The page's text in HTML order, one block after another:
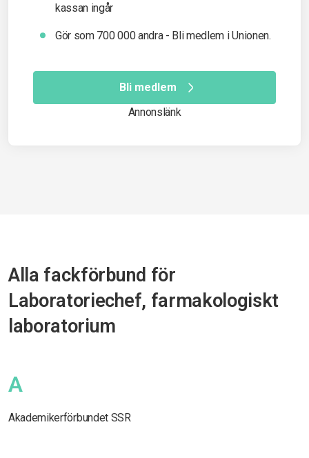
kassan ingår
Gör som 700 000 andra - Bli medlem i Unionen.
Bli medlem
Annonslänk
Alla fackförbund för
Laboratoriechef, farmakologiskt
laboratorium
A
Akademikerförbundet SSR